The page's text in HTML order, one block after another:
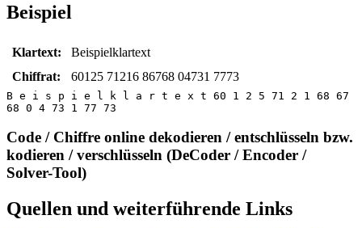
Beispiel
Klartext:
Beispielklartext
Chiffrat:
60125 71216 86768 04731 7773
B e i s p i e l k l a r t e x t 60 1 2 5 71 2 1 68 67
68 0 4 73 1 77 73
Code / Chiffre online dekodieren / entschlüsseln bzw.
kodieren / verschlüsseln (DeCoder / Encoder /
Solver-Tool)
Quellen und weiterführende Links